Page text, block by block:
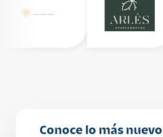
Conoce lo más nuevo